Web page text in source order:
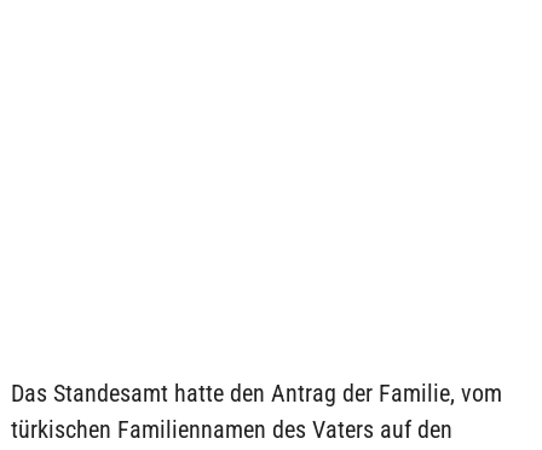
Das Standesamt hatte den Antrag der Familie, vom
türkischen Familiennamen des Vaters auf den